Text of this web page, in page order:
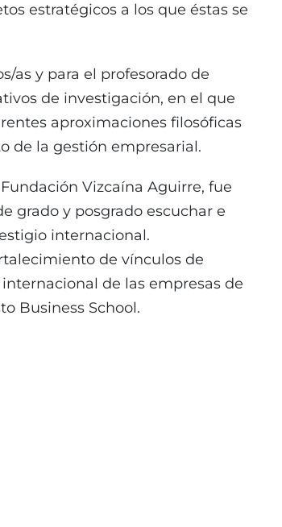
estratégicos a los que éstas se
as y para el profesorado de
de investigación, en el que
aproximaciones filosóficas
de la gestión empresarial.
Vizcaína Aguirre, fue
grado y posgrado escuchar e
internacional.
de vínculos de
de las empresas de
Business School.